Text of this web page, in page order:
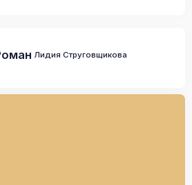
Лидия Струговщикова